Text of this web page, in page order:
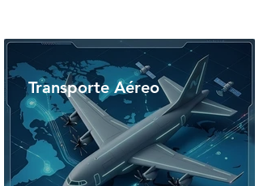
Transporte Aéreo